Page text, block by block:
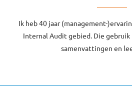
Ik heb 40 jaar (management-
Internal Audit gebied. Die gebruik
samenvattingen en